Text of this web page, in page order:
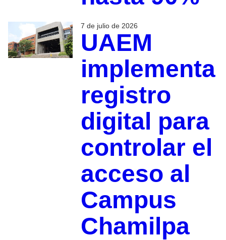
7 de julio de 2026
UAEM
implementa
registro
digital para
controlar el
acceso al
Campus
Chamilpa